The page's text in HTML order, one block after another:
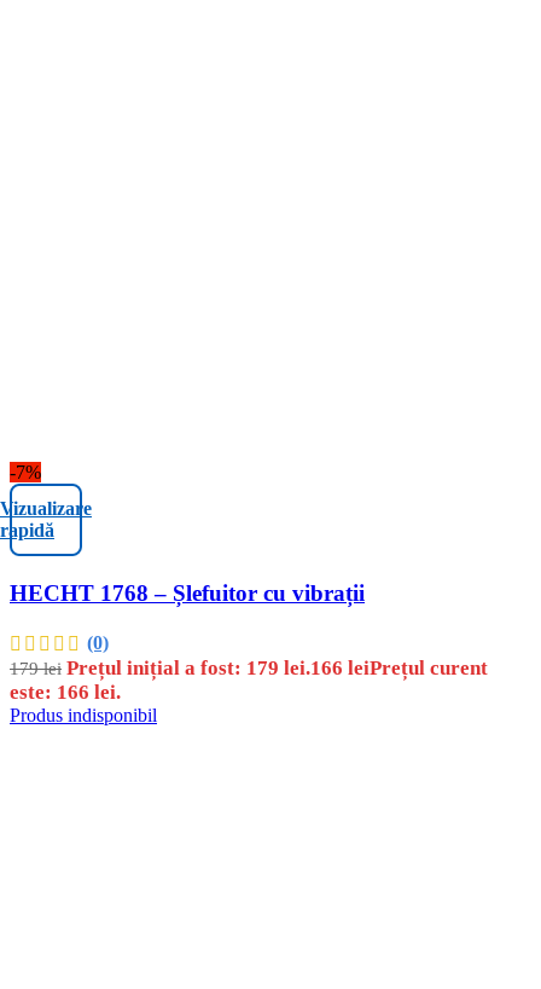
-7%
Vizualizare
rapidă
HECHT 1768 – Șlefuitor cu vibrații
(0)
179lei Prețul inițial a fost: 179 lei.166 leiPrețul curent
este: 166 lei.
Produs indisponibil